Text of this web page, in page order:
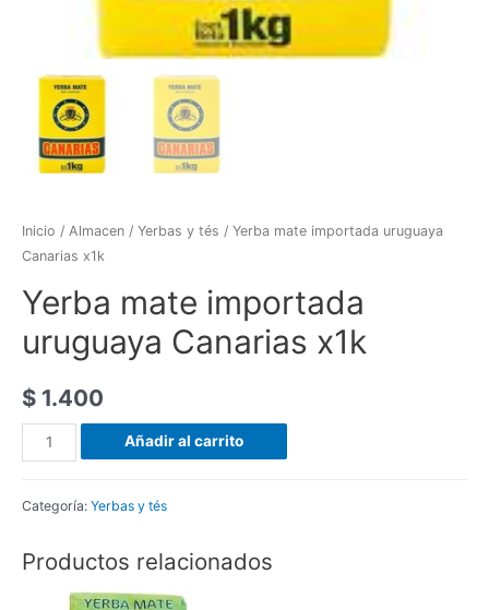
Inicio / Almacen / Yerbas y tés / Yerba mate importada uruguaya
Canarias x1k
Yerba mate importada
uruguaya Canarias x1k
$ 1.400
Yerba
mate
uruguaya
x1k
cantidad
Añadir al carrito
Categoría: Yerbas y tés
Productos relacionados